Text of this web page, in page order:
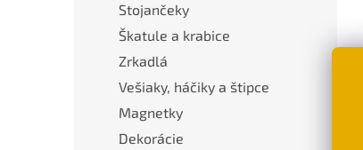
Stojančeky
Škatule a krabice
Zrkadlá
Vešiaky, háčiky a štipce
Magnetky
Dekorácie